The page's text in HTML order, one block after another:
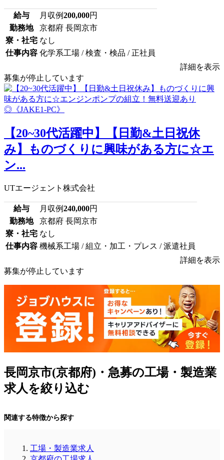
給与 月収例200,000円
勤務地
京都府 長岡京市
寮・社宅 なし
仕事内容 化学系工場 / 検査・検品 / 正社員
詳細を表示
募集が停止しています
【20~30代活躍中】【日勤&土日祝休
み】ものづくりに興味がある方に☆エ
ン...
UTエージェント株式会社
給与 月収例240,000円
勤務地
京都府 長岡京市
寮・社宅 なし
仕事内容 機械系工場 / 組立・加工・プレス / 派遣社員
詳細を表示
募集が停止しています
長岡京市(京都府)・急募の工場・製造業
求人を絞り込む
関連する特徴から探す
工場・製造業求人